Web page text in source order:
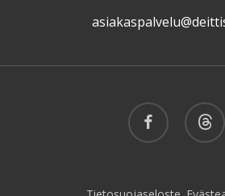
facebook threads